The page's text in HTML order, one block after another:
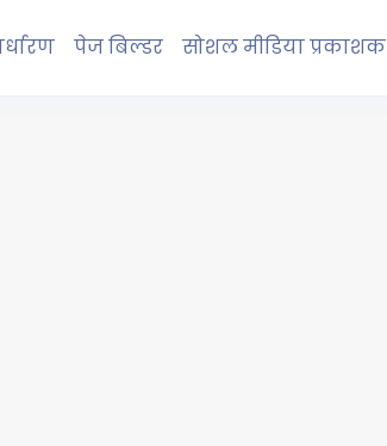
पेज बिल्डर सोशल मीडिया प्रकाशक